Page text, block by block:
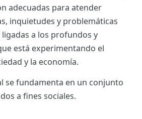
adecuadas para atender
inquietudes y problemáticas
a los profundos y
está experimentando el
y la economía.
se fundamenta en un conjunto
a fines sociales.